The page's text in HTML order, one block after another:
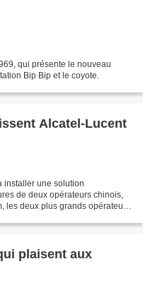
qui présente le nouveau
Bip Bip et le coyote.
Alcatel-Lucent
installer une solution
de deux opérateurs chinois,
les deux plus grands opérateurs
plaisent aux